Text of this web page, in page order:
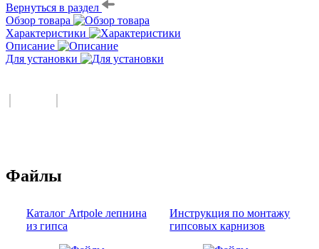
Вернуться в раздел
Обзор товара
Характеристики
Описание
Для установки
Файлы
Каталог Artpole лепнина
из гипса
Инструкция по монтажу
гипсовых карнизов